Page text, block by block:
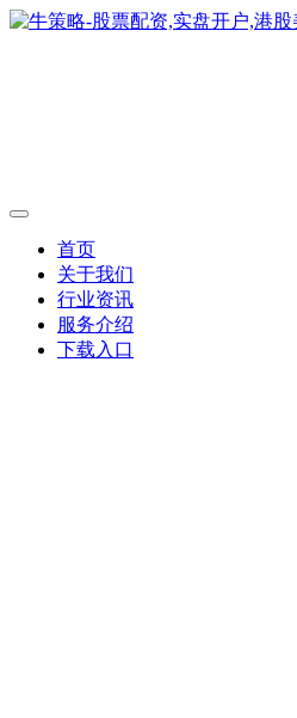
首页
关于我们
行业资讯
服务介绍
下载入口